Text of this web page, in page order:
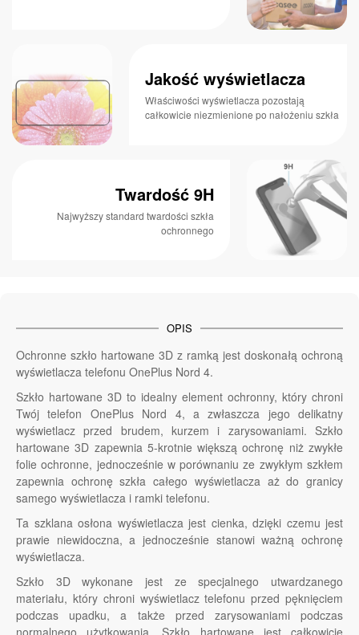
Jakość wyświetlacza
Właściwości wyświetlacza pozostają
całkowicie niezmienione po nałożeniu szkła
Twardość 9H
Najwyższy standard twardości szkła
ochronnego
OPIS
Ochronne szkło hartowane 3D z ramką jest doskonałą ochroną
wyświetlacza telefonu OnePlus Nord 4.
Szkło hartowane 3D to idealny element ochronny, który chroni
Twój telefon OnePlus Nord 4, a zwłaszcza jego delikatny
wyświetlacz przed brudem, kurzem i zarysowaniami. Szkło
hartowane 3D zapewnia 5-krotnie większą ochronę niż zwykłe
folie ochronne, jednocześnie w porównaniu ze zwykłym szkłem
zapewnia ochronę szkła całego wyświetlacza aż do granicy
samego wyświetlacza i ramki telefonu.
Ta szklana osłona wyświetlacza jest cienka, dzięki czemu jest
prawie niewidoczna, a jednocześnie stanowi ważną ochronę
wyświetlacza.
Szkło 3D wykonane jest ze specjalnego utwardzanego
materiału, który chroni wyświetlacz telefonu przed pęknięciem
podczas upadku, a także przed zarysowaniami podczas